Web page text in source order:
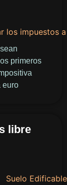
primeros
euro
libre